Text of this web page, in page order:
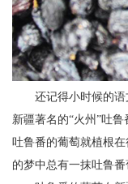
还记得小时候的
新疆著名的“火州”吐
吐鲁番的葡萄就植根
的梦中总有一抹吐鲁番